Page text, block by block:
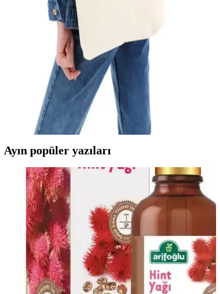
Çınar Bez Çanta 3 Yakın Dost Baskılı Organik
Pamuklu Çevre Dostu Tasarım
Çınar Bez Çanta, organik pamuk kumaştan üretilmiş, şık baskıları ve
geniş kullanım alanıyla çevre bilincine uygun dayanıklı bir tercih
Çınar Bez Çanta ve fimugift Yeşil Körüklü Bez
Çanta Karşılaştırması
İki popüler bez çanta modeli olan Çınar ve fimugift'in özelliklerini
karşılaştırıyoruz. Kalite, boyut ve kullanım alanları açısından
detaylar burada, doğru seçimi yapmanız için önemli bilgiler içeriyor.
Ayın popüler yazıları